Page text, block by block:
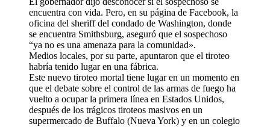
encuentra con vida. Pero, en su página de Facebook, la
oficina del sheriff del condado de Washington, donde
se encuentra Smithsburg, aseguró que el sospechoso
“ya no es una amenaza para la comunidad».
Medios locales, por su parte, apuntaron que el tiroteo
habría tenido lugar en una fábrica.
Este nuevo tiroteo mortal tiene lugar en un momento en
que el debate sobre el control de las armas de fuego ha
vuelto a ocupar la primera línea en Estados Unidos,
después de los trágicos tiroteos masivos en un
supermercado de Buffalo (Nueva York) y en un colegio